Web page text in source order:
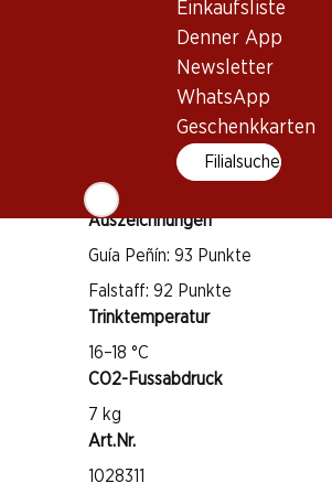
Einkaufsliste
Denner App
Newsletter
WhatsApp
Geschenkkarten
Filialsuche
Auszeichnungen
Guía Peñín: 93 Punkte
Falstaff: 92 Punkte
Trinktemperatur
16–18 °C
CO2-Fussabdruck
7 kg
Art.Nr.
1028311